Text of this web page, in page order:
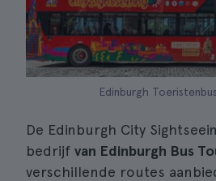
Edinburgh
De Edinburgh City
bedrijf van Edinburgh Bus
verschillende routes